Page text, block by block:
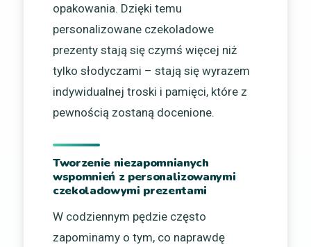
opakowania. Dzięki temu
personalizowane czekoladowe
prezenty stają się czymś więcej niż
tylko słodyczami – stają się wyrazem
indywidualnej troski i pamięci, które z
pewnością zostaną docenione.
Tworzenie niezapomnianych
wspomnień z personalizowanymi
czekoladowymi prezentami
W codziennym pędzie często
zapominamy o tym, co naprawdę